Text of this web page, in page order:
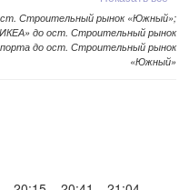
Строительный рынок «Южный»;
до ост. Строительный рынок
до ост. Строительный рынок
«Южный»